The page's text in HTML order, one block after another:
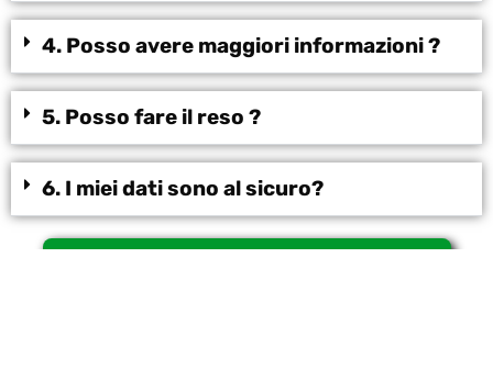
4. Posso avere maggiori informazioni ?
5. Posso fare il reso ?
6. I miei dati sono al sicuro?